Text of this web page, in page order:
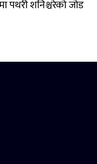
पथरी शनिश्चरेको जोड